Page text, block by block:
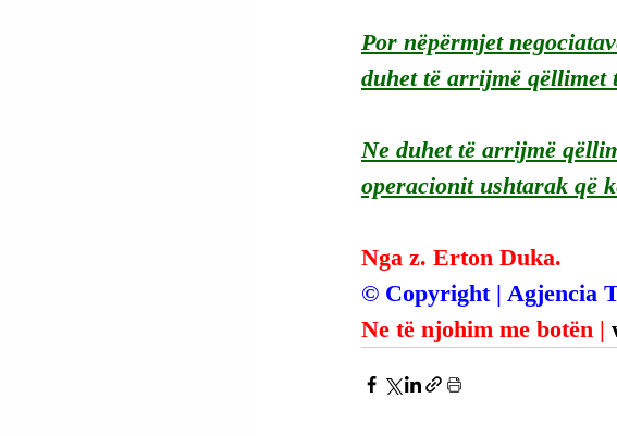
Por nëpërmjet
duhet të arrijmë qëllimet
Ne duhet të arrijmë
operacionit ushtarak që
Nga z. Erton Duka.
© Copyright | Agjencia
Ne të njohim me botën |